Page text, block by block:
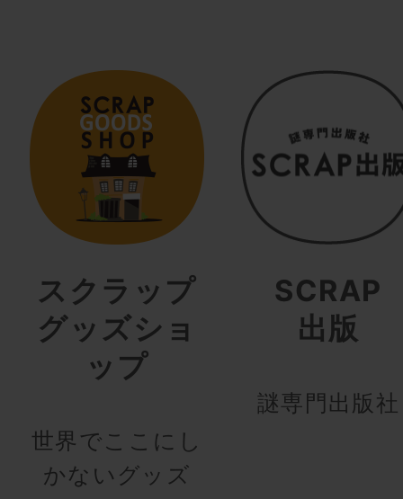
スクラップ
グッズショ
ップ
世界でここにし
かないグッズ
SCRAP
出版
謎専門出版社